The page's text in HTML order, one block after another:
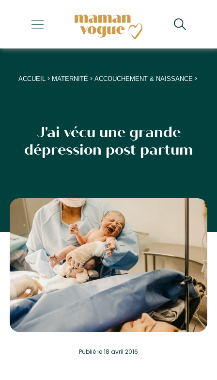
+
+
+
+
ACCUEIL> MATERNITÉ> ACCOUCHEMENT & NAISSANCE>
J'ai vécu une grande
dépression post partum
Publiéle 18 avril 2016